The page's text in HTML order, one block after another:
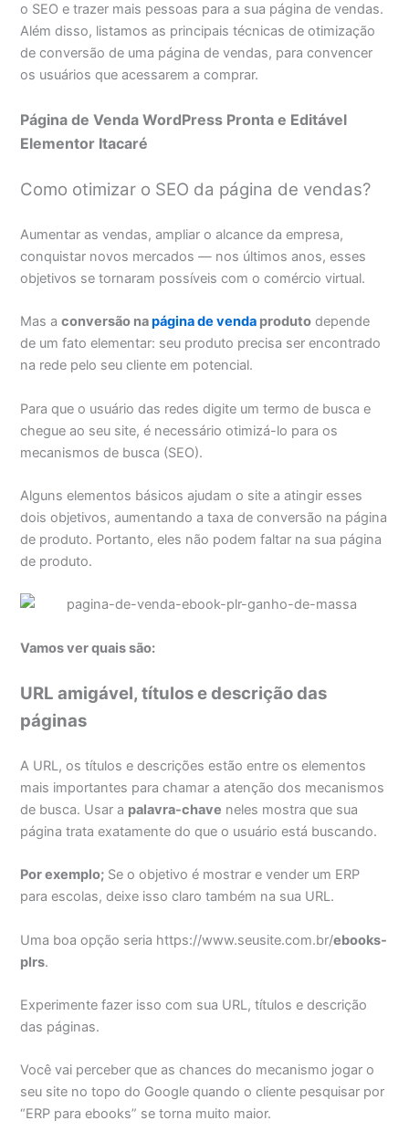
o SEO e trazer mais pessoas para a sua página de vendas.
Além disso, listamos as principais técnicas de otimização
de conversão de uma página de vendas, para convencer
os usuários que acessarem a comprar.
Página de Venda WordPress Pronta e Editável
Elementor Itacaré
Como otimizar o SEO da página de vendas?
Aumentar as vendas, ampliar o alcance da empresa,
conquistar novos mercados — nos últimos anos, esses
objetivos se tornaram possíveis com o comércio virtual.
Mas aconversão napágina de venda produto depende
de um fato elementar: seu produto precisa ser encontrado
na rede pelo seu cliente em potencial.
Para que o usuário das redes digite um termo de busca e
chegue ao seu site, é necessário otimizá-lo para os
mecanismos de busca (SEO).
Alguns elementos básicos ajudam o site a atingir esses
dois objetivos, aumentando a taxa de conversão na página
de produto. Portanto, eles não podem faltar na sua página
de produto.
Vamos ver quais são:
URL amigável, títulos e descrição das
páginas
A URL, os títulos e descrições estão entre os elementos
mais importantes para chamar a atenção dos mecanismos
de busca. Usar a palavra-chave neles mostra que sua
página trata exatamente do que o usuário está buscando.
Por exemplo; Se o objetivo é mostrar e vender um ERP
para escolas, deixe isso claro também na sua URL.
Uma boa opção seria https://www.seusite.com.br/ebooks-
plrs.
Experimente fazer isso com sua URL, títulos e descrição
das páginas.
Você vai perceber que as chances do mecanismo jogar o
seu site no topo do Google quando o cliente pesquisar por
“ERP para ebooks” se torna muito maior.